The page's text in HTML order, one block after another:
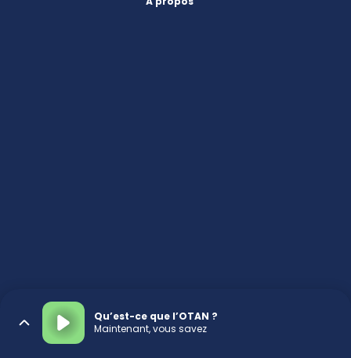
Qu’est-ce que l’OTAN ?
Maintenant, vous savez